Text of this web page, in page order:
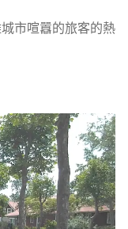
市喧囂的旅客的熱